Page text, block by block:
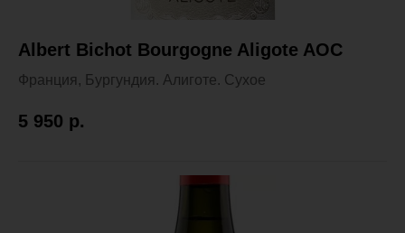
Albert Bichot Bourgogne Aligote AOC
Франция, Бургундия. Алиготе. Сухое
5 950 р.